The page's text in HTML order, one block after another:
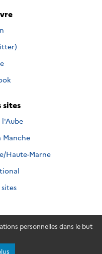
personnelles dans le but
sur
sur
sur
sur
sites
l'Aube
Manche
Haute-Marne
droits réservés.